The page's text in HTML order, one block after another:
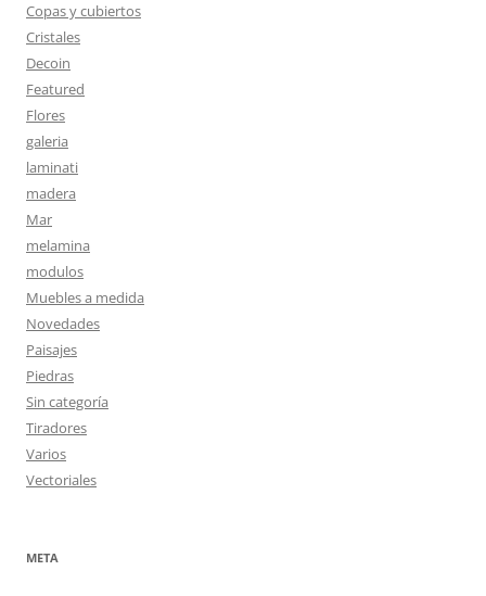
Copas y cubiertos
Cristales
Decoin
Featured
Flores
galeria
laminati
madera
Mar
melamina
modulos
Muebles a medida
Novedades
Paisajes
Piedras
Sin categoría
Tiradores
Varios
Vectoriales
META